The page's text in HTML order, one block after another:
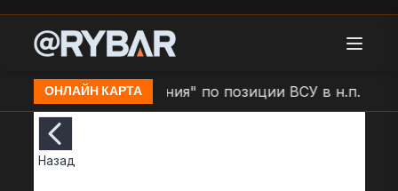
ОНЛАЙН КАРТА
Удар БЛА "Молния" по позиции ВСУ в н.п. Золочев
Назад